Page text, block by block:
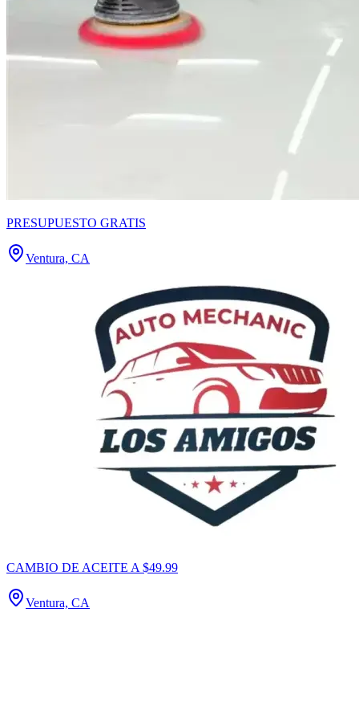
PRESUPUESTO GRATIS
Ventura, CA
CAMBIO DE ACEITE A $49.99
Ventura, CA